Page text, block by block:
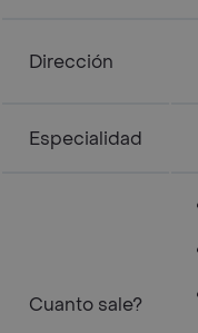
Dirección
Especialidad
Cuanto sale?